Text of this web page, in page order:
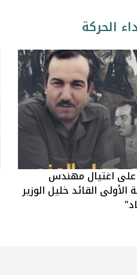
الحركة
على اغتيال مهندس
الأولى القائد خليل الوزير